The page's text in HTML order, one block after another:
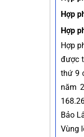
Hợp
Hợp
Hợp
được
thứ 9
năm
Bảo
Vùng